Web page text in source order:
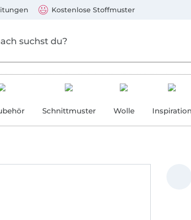
Kostenlose Stoffmuster
Schnittmuster Wolle Inspiration
Mastercard, PayPal, Giropay, Kauf auf